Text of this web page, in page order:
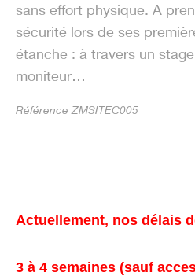
sans effort physique. A
sécurité lors de ses
étanche : à travers un
moniteur…
Référence ZMSITEC005
Actuellement, nos délais
3 à 4 semaines (sauf